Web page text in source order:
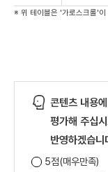
※ 위 테이블은 '가로스크롤'이
콘텐츠 내용
평가해 주십
반영하겠습니
5점(매우만족)